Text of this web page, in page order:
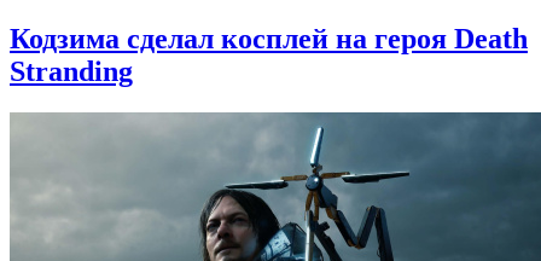
Кодзима сделал косплей на героя Death
Stranding